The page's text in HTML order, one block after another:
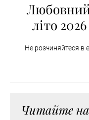
літо
Не розчиняйтеся в
Читайте